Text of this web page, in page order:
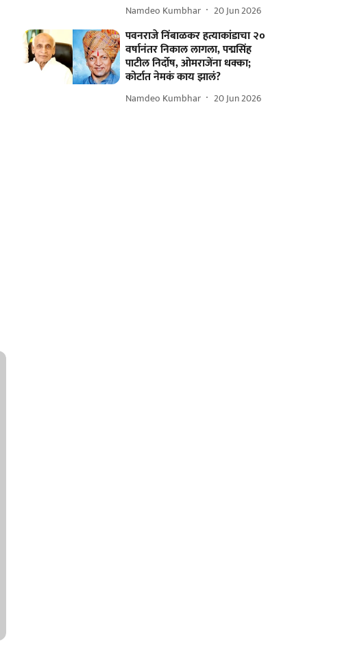
Namdeo Kumbhar 20 Jun 2026
पवनराजे निंबाळकर हत्याकांडाचा २०
वर्षानंतर निकाल लागला, पद्मसिंह
पाटील निर्दोष, ओमराजेंना धक्का;
कोर्टात नेमकं काय झालं?
Namdeo Kumbhar 20 Jun 2026